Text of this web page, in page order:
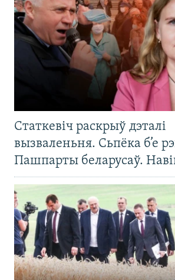
Статкевіч раскрыў дэталі
вызваленьня. Сьпёка б’е
Пашпарты беларусаў.